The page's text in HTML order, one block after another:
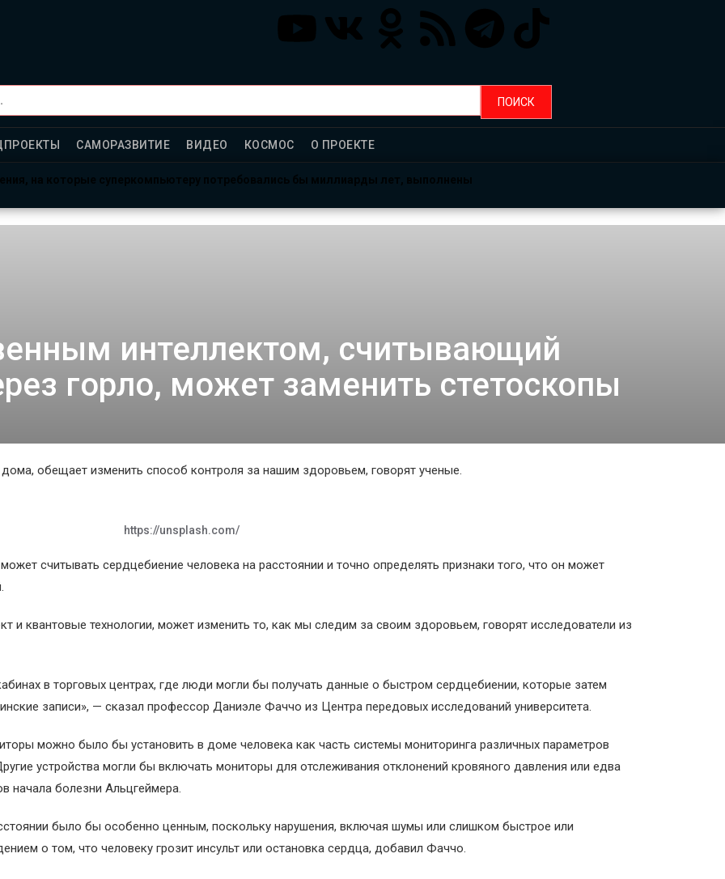
САМОРАЗВИТИЕ ВИДЕО КОСМОС О ПРОЕКТЕ
на которые суперкомпьютеру потребовались бы миллиарды лет, выполнены
готовы провести год в полной изоляции?
интеллектом, считывающий
горло, может заменить стетоскопы
обещает изменить способ контроля за нашим здоровьем, говорят ученые.
https://unsplash.com/
считывать сердцебиение человека на расстоянии и точно определять признаки того, что он может
и квантовые технологии, может изменить то, как мы следим за своим здоровьем, говорят исследователи из
в торговых центрах, где люди могли бы получать данные о быстром сердцебиении, которые затем
записи», — сказал профессор Даниэле Фаччо из Центра передовых исследований университета.
можно было бы установить в доме человека как часть системы мониторинга различных параметров
устройства могли бы включать мониторы для отслеживания отклонений кровяного давления или едва
начала болезни Альцгеймера.
было бы особенно ценным, поскольку нарушения, включая шумы или слишком быстрое или
о том, что человеку грозит инсульт или остановка сердца, добавил Фаччо.